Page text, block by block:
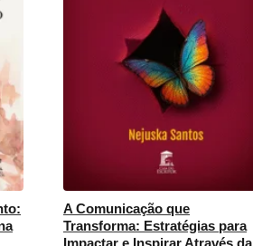
A Comunicação que
Transforma: Estratégias para
Impactar e Inspirar Através da